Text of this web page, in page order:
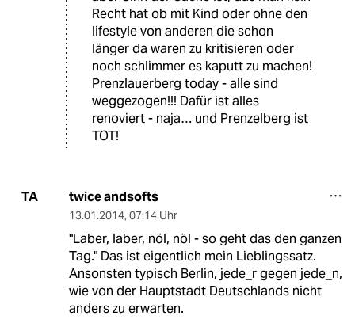
Recht hat ob mit Kind oder ohne den
lifestyle von anderen die schon
länger da waren zu kritisieren oder
noch schlimmer es kaputt zu machen!
Prenzlauerberg today - alle sind
weggezogen!!! Dafür ist alles
renoviert - naja… und Prenzelberg ist
TOT!
TA twice andsofts
13.01.2014, 07:14 Uhr
"Laber, laber, nöl, nöl - so geht das den ganzen
Tag." Das ist eigentlich mein Lieblingssatz.
Ansonsten typisch Berlin, jede_r gegen jede_n,
wie von der Hauptstadt Deutschlands nicht
anders zu erwarten.